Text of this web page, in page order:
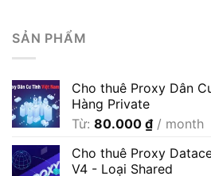
SẢN PHẨM
Cho thuê Proxy Dân
Hàng Private
Từ: 80.000 ₫ / month
Cho thuê Proxy
V4 - Loại Shared